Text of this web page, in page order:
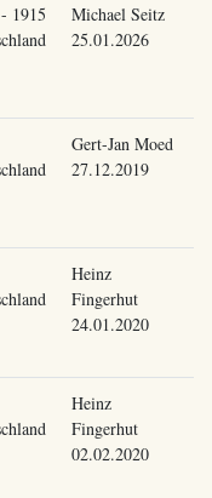
1915
Michael Seitz
25.01.2026
Gert-Jan Moed
27.12.2019
Heinz
Fingerhut
24.01.2020
Heinz
Fingerhut
02.02.2020